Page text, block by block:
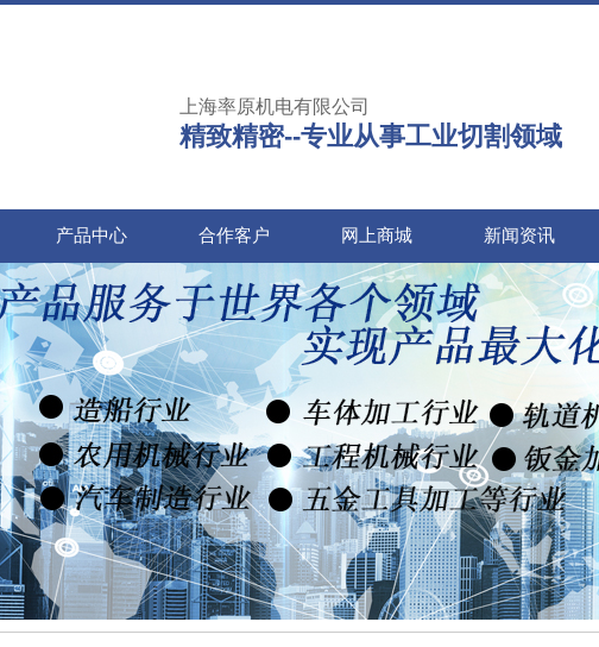
上海率原机电有限公司
精致精密--专业从事工业切割领域
产品中心 合作客户 网上商城 新闻资讯